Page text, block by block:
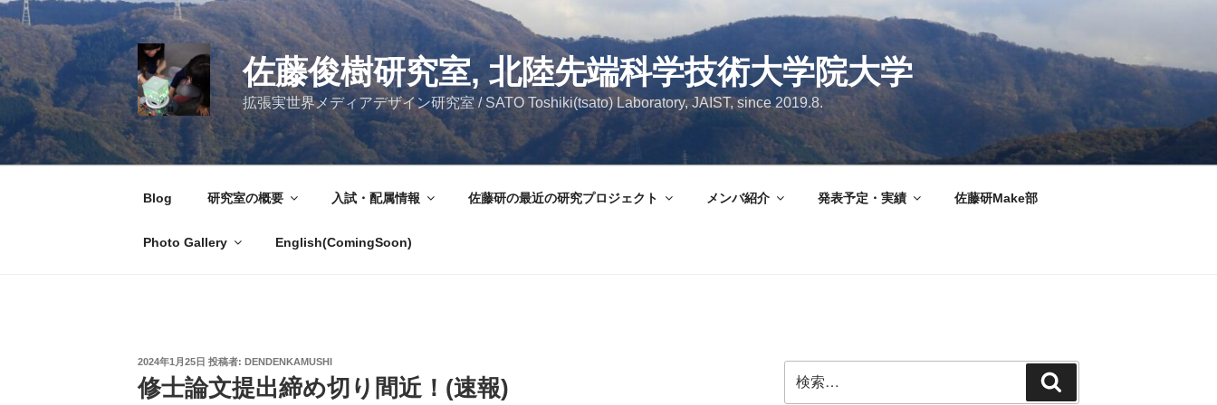
コ
ン
テ
ン
ツ
ス
キ
佐藤俊樹研究室, 北陸先端科学技術大学院大学
拡張実世界メディアデザイン研究室 / SATO Toshiki(tsato) Laboratory, JAIST, since 2019.8.
Blog 研究室の概要 入試・配属情報 佐藤研の最近の研究プロジェクト メンバ紹介 発表予定・実績 佐藤研Make部
Photo Gallery English(ComingSoon)
投
稿
日:
2024年1月25日 投稿者: DENDENKAMUSHI
修士論文提出締め切り間近！(速報)
索: